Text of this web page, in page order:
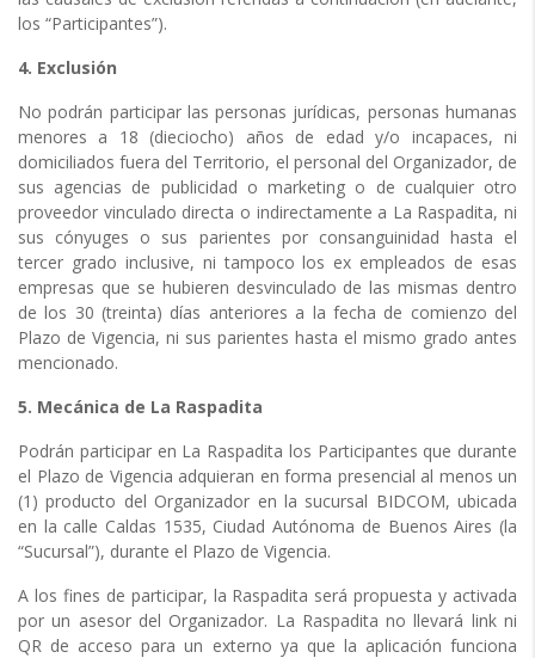
los “Participantes”).
4. Exclusión
No podrán participar las personas jurídicas, personas humanas
menores a 18 (dieciocho) años de edad y/o incapaces, ni
domiciliados fuera del Territorio, el personal del Organizador, de
sus agencias de publicidad o marketing o de cualquier otro
proveedor vinculado directa o indirectamente a La Raspadita, ni
sus cónyuges o sus parientes por consanguinidad hasta el
tercer grado inclusive, ni tampoco los ex empleados de esas
empresas que se hubieren desvinculado de las mismas dentro
de los 30 (treinta) días anteriores a la fecha de comienzo del
Plazo de Vigencia, ni sus parientes hasta el mismo grado antes
mencionado.
5. Mecánica de La Raspadita
Podrán participar en La Raspadita los Participantes que durante
el Plazo de Vigencia adquieran en forma presencial al menos un
(1) producto del Organizador en la sucursal BIDCOM, ubicada
en la calle Caldas 1535, Ciudad Autónoma de Buenos Aires (la
“Sucursal”), durante el Plazo de Vigencia.
A los fines de participar, la Raspadita será propuesta y activada
por un asesor del Organizador. La Raspadita no llevará link ni
QR de acceso para un externo ya que la aplicación funciona